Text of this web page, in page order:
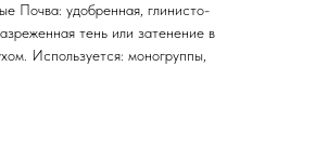
Почва: удобренная, глинисто-
тень или затенение в
Используется: моногруппы,